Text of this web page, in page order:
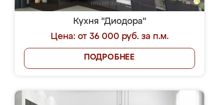
Кухня "Диодора"
Цена: от 36 000 руб. за п.м.
ПОДРОБНЕЕ